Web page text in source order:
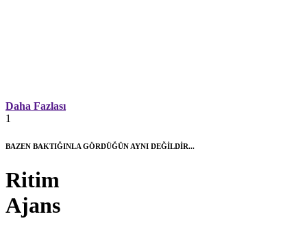
Daha Fazlası
1
BAZEN BAKTIĞINLA GÖRDÜĞÜN AYNI DEĞİLDİR...
Ritim
Ajans